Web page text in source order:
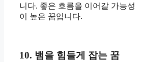
니다. 좋은 흐름을 이어갈 가능성
이 높은 꿈입니다.
10. 뱀을 힘들게 잡는 꿈